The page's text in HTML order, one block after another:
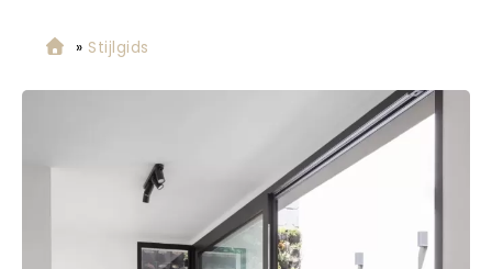
» Stijlgids